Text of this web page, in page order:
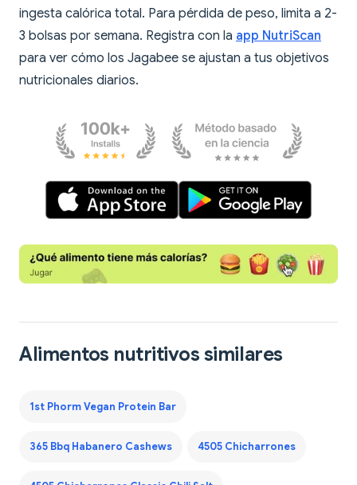
ingesta calórica total. Para pérdida de peso, limita a 2-
3 bolsas por semana. Registra con la app NutriScan
para ver cómo los Jagabee se ajustan a tus objetivos
nutricionales diarios.
Alimentos nutritivos similares
1st Phorm Vegan Protein Bar
365 Bbq Habanero Cashews 4505 Chicharrones